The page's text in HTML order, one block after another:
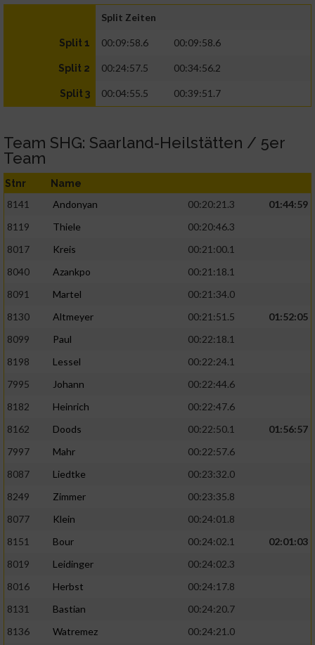
Split Zeiten
Split 1 00:09:58.6 00:09:58.6
Split 2 00:24:57.5 00:34:56.2
Split 3 00:04:55.5 00:39:51.7
Team SHG: Saarland-Heilstätten / 5er
Team
Stnr Name
8141 Andonyan 00:20:21.3
01:44:59
8119
Thiele
00:20:46.3
8017
Kreis
00:21:00.1
8040
Azankpo
00:21:18.1
8091
Martel
00:21:34.0
8130
Altmeyer 00:21:51.5
01:52:05
8099
Paul
00:22:18.1
8198
Lessel
00:22:24.1
7995
Johann
00:22:44.6
8182
Heinrich
00:22:47.6
8162
Doods 00:22:50.1
01:56:57
7997
Mahr
00:22:57.6
8087
Liedtke
00:23:32.0
8249
Zimmer
00:23:35.8
8077
Klein
00:24:01.8
8151
Bour 00:24:02.1
02:01:03
8019
Leidinger
00:24:02.3
8016
Herbst
00:24:17.8
8131
Bastian
00:24:20.7
8136
Watremez
00:24:21.0